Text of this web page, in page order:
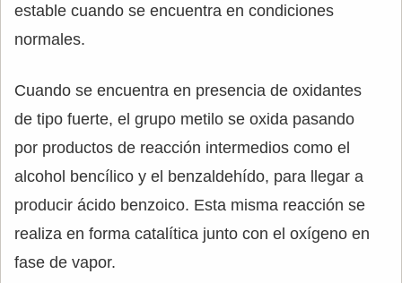
estable cuando se encuentra en condiciones
normales.
Cuando se encuentra en presencia de oxidantes
de tipo fuerte, el grupo metilo se oxida pasando
por productos de reacción intermedios como el
alcohol bencílico y el benzaldehído, para llegar a
producir ácido benzoico. Esta misma reacción se
realiza en forma catalítica junto con el oxígeno en
fase de vapor.